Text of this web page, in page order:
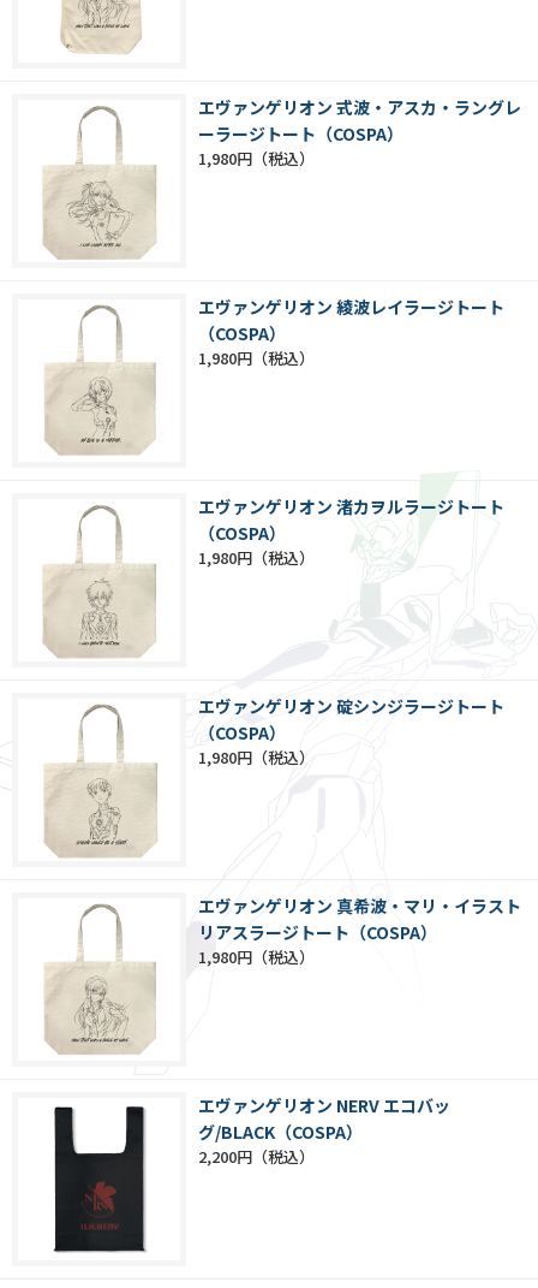
エヴァンゲリオン 式波・アスカ・ラングレ
ーラージトート（COSPA）
1,980円
エヴァンゲリオン 綾波レイラージトート
（COSPA）
1,980円
エヴァンゲリオン 渚カヲルラージトート
（COSPA）
1,980円
エヴァンゲリオン 碇シンジラージトート
（COSPA）
1,980円
エヴァンゲリオン 真希波・マリ・イラスト
リアスラージトート（COSPA）
1,980円
エヴァンゲリオン NERV エコバッ
グ/BLACK（COSPA）
2,200円